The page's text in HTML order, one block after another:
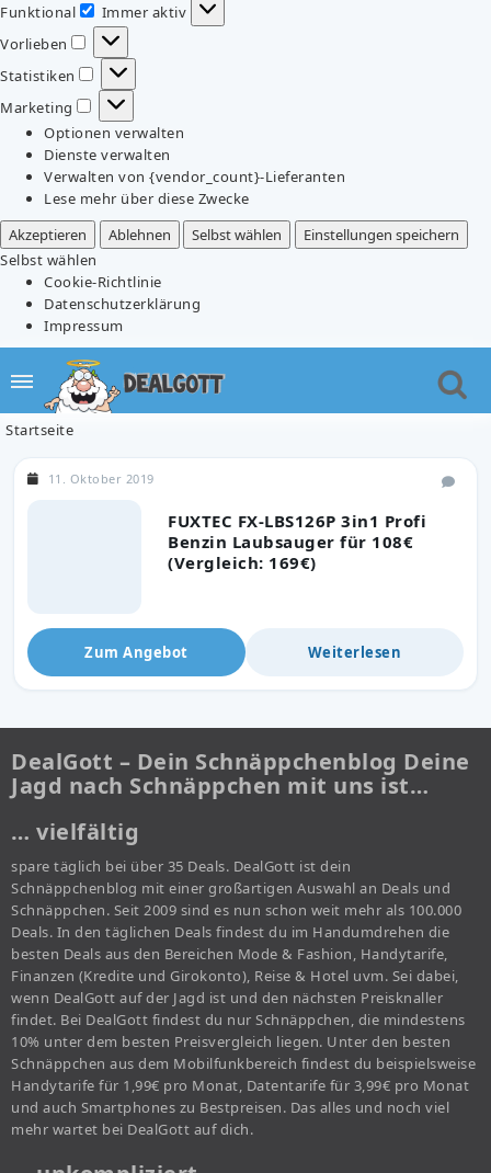
Funktional
Funktional
Immer aktiv
Vorlieben
Vorlieben
Statistiken
Statistiken
Marketing
Marketing
Optionen verwalten
Dienste verwalten
Verwalten von {vendor_count}-Lieferanten
Lese mehr über diese Zwecke
Akzeptieren
Ablehnen Selbst wählen
Einstellungen speichern
Selbst wählen
Cookie-Richtlinie
Datenschutzerklärung
Impressum
Startseite
FUXTEC FX-LBS126P 3in1 Profi
Benzin Laubsauger für 108€
(Vergleich: 169€)
11. Oktober 2019
Zum Angebot Weiterlesen
DealGott – Dein Schnäppchenblog Deine
Jagd nach Schnäppchen mit uns ist…
… vielfältig
spare täglich bei über 35 Deals. DealGott ist dein
Schnäppchenblog mit einer großartigen Auswahl an Deals und
Schnäppchen. Seit 2009 sind es nun schon weit mehr als 100.000
Deals. In den täglichen Deals findest du im Handumdrehen die
besten Deals aus den Bereichen Mode & Fashion, Handytarife,
Finanzen (Kredite und Girokonto), Reise & Hotel uvm. Sei dabei,
wenn DealGott auf der Jagd ist und den nächsten Preisknaller
findet. Bei DealGott findest du nur Schnäppchen, die mindestens
10% unter dem besten Preisvergleich liegen. Unter den besten
Schnäppchen aus dem Mobilfunkbereich findest du beispielsweise
Handytarife für 1,99€ pro Monat, Datentarife für 3,99€ pro Monat
und auch Smartphones zu Bestpreisen. Das alles und noch viel
mehr wartet bei DealGott auf dich.